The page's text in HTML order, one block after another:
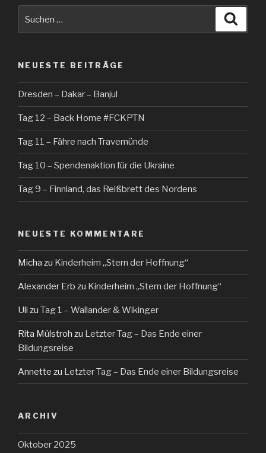
nach:
NEUESTE BEITRÄGE
Dresden – Dakar – Banjul
Tag 12 – Back Home #FCKPTN
Tag 11 – Fähre nach Travemünde
Tag 10 – Spendenaktion für die Ukraine
Tag 9 – Finnland, das Reißbrett des Nordens
NEUESTE KOMMENTARE
Micha zu Kinderheim „Stern der Hoffnung“
Alexander Erb zu Kinderheim „Stern der Hoffnung“
Uli zu Tag 1 – Wallander & Wikinger
Rita Mülstroh zu Letzter Tag – Das Ende einer
Bildungsreise
Annette zu Letzter Tag – Das Ende einer Bildungsreise
ARCHIV
Oktober 2025